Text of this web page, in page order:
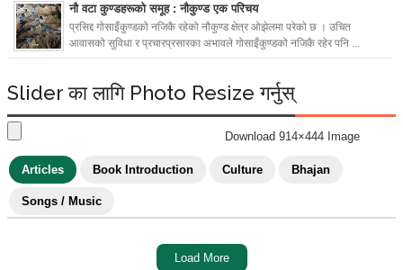
नौ वटा कुण्डहरूको समूह : नौकुण्ड एक परिचय
प्रसिद्द गोसाइँकुण्डको नजिकै रहेको नौकुण्ड क्षेत्र ओझेलमा परेको छ । उचित
आवासको सुविधा र प्रचारप्रसारका अभावले गोसाइँकुण्डको नजिकै रहेर पनि ...
Slider का लागि Photo Resize गर्नुस्
Download 914×444 Image
Articles Book Introduction Culture Bhajan
Songs / Music
Load More